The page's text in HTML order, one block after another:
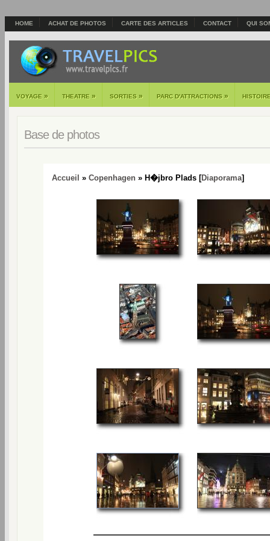
HOME ACHAT DE PHOTOS CARTE DES ARTICLES CONTACT QUI
VOYAGE » THEATRE » SORTIES » PARC D'ATTRACTIONS »
Base de photos
Accueil » Copenhagen » H�jbro Plads [Diaporama]